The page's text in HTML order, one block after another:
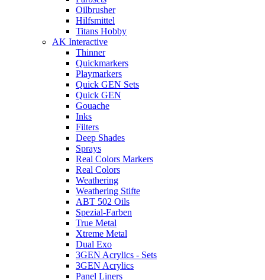
Oilbrusher
Hilfsmittel
Titans Hobby
AK Interactive
Thinner
Quickmarkers
Playmarkers
Quick GEN Sets
Quick GEN
Gouache
Inks
Filters
Deep Shades
Sprays
Real Colors Markers
Real Colors
Weathering
Weathering Stifte
ABT 502 Oils
Spezial-Farben
True Metal
Xtreme Metal
Dual Exo
3GEN Acrylics - Sets
3GEN Acrylics
Panel Liners